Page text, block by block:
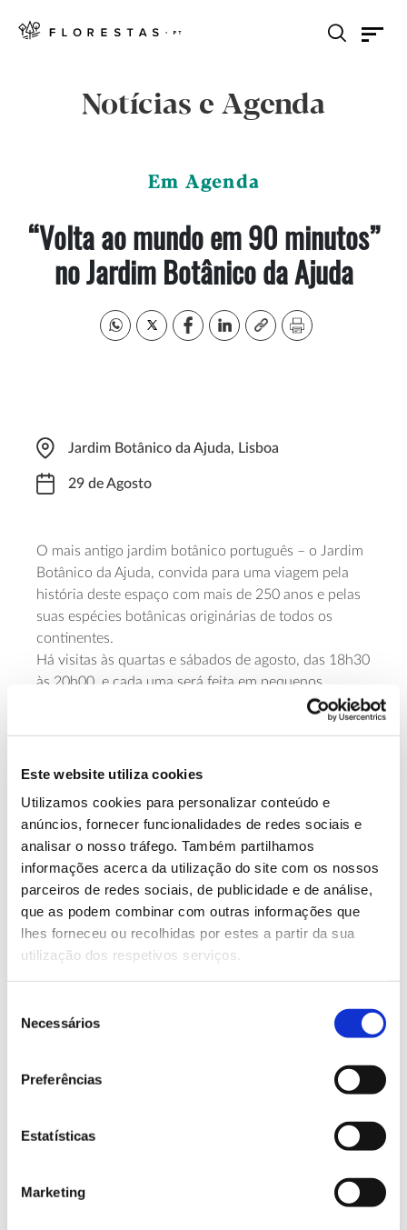
Este website utiliza cookies
Utilizamos cookies para personalizar conteúdo e
anúncios, fornecer funcionalidades de redes sociais e
analisar o nosso tráfego. Também partilhamos
informações acerca da utilização do site com os nossos
parceiros de redes sociais, de publicidade e de análise,
que as podem combinar com outras informações que
lhes forneceu ou recolhidas por estes a partir da sua
utilização dos respetivos serviços.
Necessários
Preferências
Estatísticas
Marketing
Notícias e Agenda
Em Agenda
“Volta ao mundo em 90 minutos”
no Jardim Botânico da Ajuda
Jardim Botânico da Ajuda, Lisboa
29 de Agosto
O mais antigo jardim botânico português – o Jardim
Botânico da Ajuda, convida para uma viagem pela
história deste espaço com mais de 250 anos e pelas
suas espécies botânicas originárias de todos os
continentes.
Há visitas às quartas e sábados de agosto, das 18h30
às 20h00, e cada uma será feita em pequenos
grupos, de acordo com as recomendações da
Direção Geral da Saúde, com um custo de 5 euros
pelos 35 mil metros quadrados do Jardim é
horas de antecedência.
Inscreva-se no email botanicoajuda@isaulisboa.pt ou
através do 924101712
Saiba mais sobre as visitas guiadas
13.07.2026
Genoma do priolo e de outras espécies em risco:
conhecer para conservar
Registar galhas de Trichi em acácia-das-espigas:
cidadãos chamados a ajudar